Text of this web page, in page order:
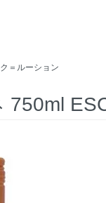
＝ルーション
750ml